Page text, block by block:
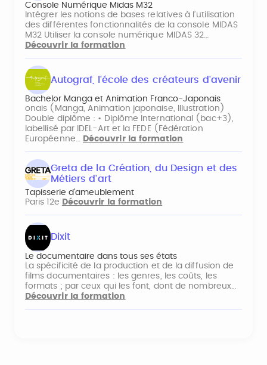
Console Numérique Midas M32
Intégrer les notions de bases relatives à l’utilisation
des différentes fonctionnalités de la console MIDAS
M32 Utiliser la console numérique MIDAS 32…
Découvrir la formation
Autograf, l'école des créateurs d'avenir
Bachelor Manga et Animation Franco-Japonais
onais (Manga, Animation japonaise, Illustration)
Double diplôme : • Diplôme International (bac+3),
labellisé par IDEL-Art et la FEDE (Fédération
Européenne… Découvrir la formation
Greta de la Création, du Design et des
Métiers d'art
Tapisserie d'ameublement
Paris 12e Découvrir la formation
Dixit
Le documentaire dans tous ses états
La spécificité de la production et de la diffusion de
films documentaires : les genres, les coûts, les
formats ; par ceux qui les font, dont de nombreux…
Découvrir la formation